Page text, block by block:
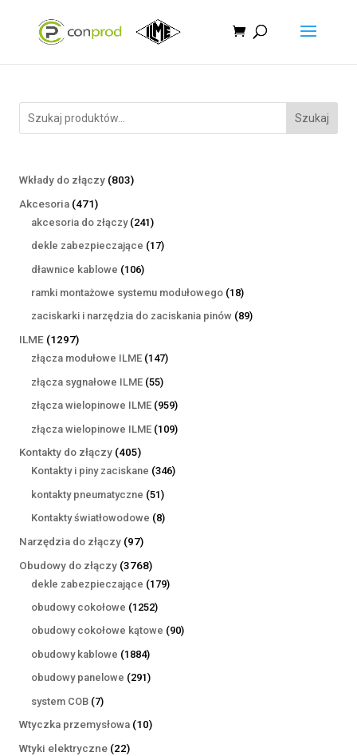
Szukaj
Wkłady do złączy 803803
Akcesoria 471471
produktów
akcesoria do złączy 241241
produktów
dekle zabezpieczające 1717
dławnice kablowe 106106
produktów
ramki montażowe systemu modułowego 1818
produktów
zaciskarki i narzędzia do zaciskania pinów 8989
ILME 12971297
produktów
złącza modułowe ILME 147147
złącza sygnałowe ILME 5555
produktów
złącza wielopinowe ILME 959959
produktów
złącza wielopinowe ILME 109109
Kontakty do złączy 405405
produktów
Kontakty i piny zaciskane 346346
kontakty pneumatyczne 5151
produktów
Kontakty światłowodowe 88
Narzędzia do złączy 9797
produktów
Obudowy do złączy 37683768
produktów
dekle zabezpieczające 179179
obudowy cokołowe 12521252
produkty
obudowy cokołowe kątowe 9090
obudowy kablowe 18841884
produkty
obudowy panelowe 291291
system COB 77
produktów
Wtyczka przemysłowa 1010
Wtyki elektryczne 2222